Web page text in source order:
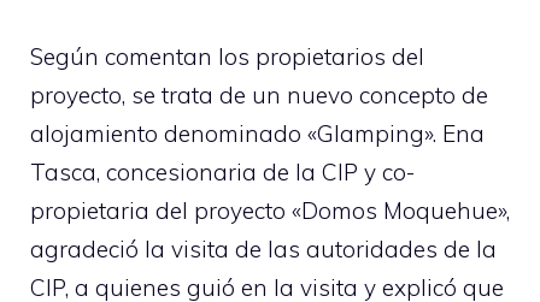
Según comentan los propietarios del
proyecto, se trata de un nuevo concepto de
alojamiento denominado «Glamping». Ena
Tasca, concesionaria de la CIP y co-
propietaria del proyecto «Domos Moquehue»,
agradeció la visita de las autoridades de la
CIP, a quienes guió en la visita y explicó que